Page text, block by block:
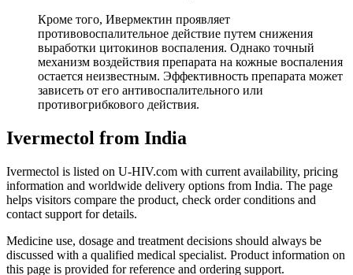
Кроме того, Ивермектин проявляет
противовоспалительное действие путем снижения
выработки цитокинов воспаления. Однако точный
механизм воздействия препарата на кожные воспаления
остается неизвестным. Эффективность препарата может
зависеть от его антивоспалительного или
противогрибкового действия.
Ivermectol from India
Ivermectol is listed on U-HIV.com with current availability, pricing
information and worldwide delivery options from India. The page
helps visitors compare the product, check order conditions and
contact support for details.
Medicine use, dosage and treatment decisions should always be
discussed with a qualified medical specialist. Product information on
this page is provided for reference and ordering support.